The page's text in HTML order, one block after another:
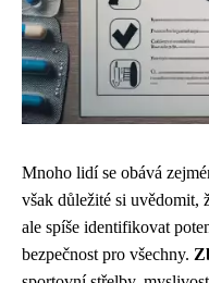
Mnoho lidí se obává
však důležité si uvědomit,
ale spíše identifikovat
bezpečnost pro všechny.